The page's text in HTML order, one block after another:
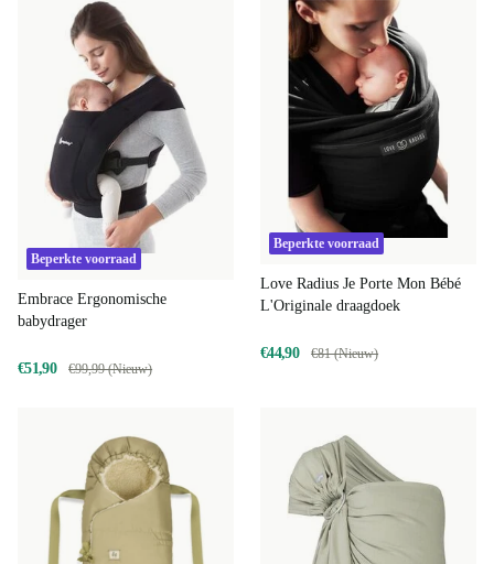
Beperkte voorraad
Embrace Ergonomische
babydrager
€51,90 €99,99 (Nieuw)
Beperkte voorraad
Love Radius Je Porte Mon Bébé
L'Originale draagdoek
€44,90 €81 (Nieuw)